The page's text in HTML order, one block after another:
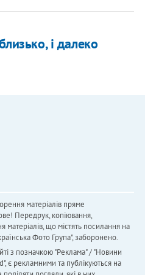
і далеко
матеріалів пряме
Передрук, копіювання,
матеріалів, що містять посилання на
Фото Група", заборонено.
з позначкою "Реклама" / "Новини
є рекламними та публікуються на